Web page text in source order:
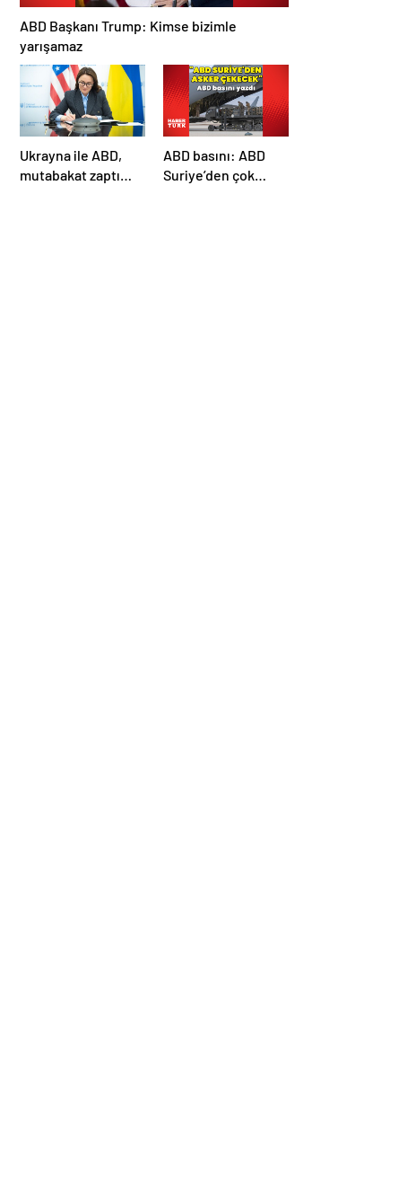
ABD Başkanı Trump: Kimse bizimle
yarışamaz
Ukrayna ile ABD,
mutabakat zaptı
ABD basını: ABD
Suriye’den çok